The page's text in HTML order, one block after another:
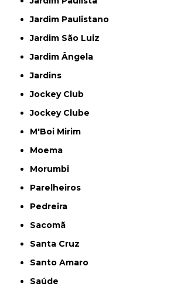
Jardim Paulistano
Jardim São Luiz
Jardim Ângela
Jardins
Jockey Club
Jockey Clube
M'Boi Mirim
Moema
Morumbi
Parelheiros
Pedreira
Sacomã
Santa Cruz
Santo Amaro
Saúde